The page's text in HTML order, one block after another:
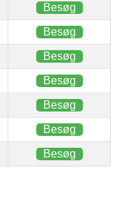
Besøg
Besøg
Besøg
Besøg
Besøg
Besøg
Besøg